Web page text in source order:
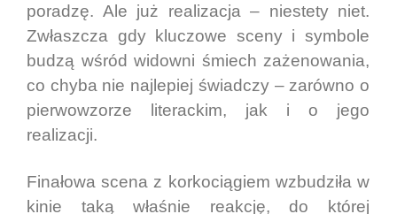
poradzę. Ale już realizacja – niestety niet.
Zwłaszcza gdy kluczowe sceny i symbole
budzą wśród widowni śmiech zażenowania,
co chyba nie najlepiej świadczy – zarówno o
pierwowzorze literackim, jak i o jego
realizacji.
Finałowa scena z korkociągiem wzbudziła w
kinie taką właśnie reakcję, do której